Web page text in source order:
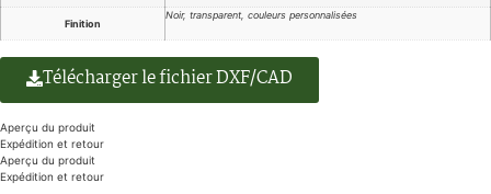
Finition
Noir, transparent, couleurs personnalisées
Télécharger le fichier DXF/CAD
Aperçu du produit
Expédition et retour
Aperçu du produit
Expédition et retour